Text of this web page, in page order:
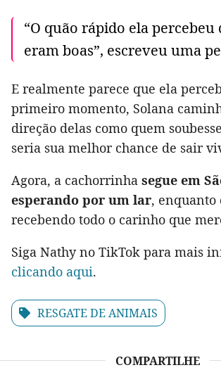
“O quão rápido ela percebeu
eram boas”, escreveu uma
E realmente parece que ela
primeiro momento, Solana
direção delas como quem
seria sua melhor chance de sair
Agora, a cachorrinha segue em
esperando por um lar,
recebendo todo o carinho que
Siga Nathy no TikTok para mais
clicando aqui.
RESGATE DE ANIMAIS
COMPARTILHE